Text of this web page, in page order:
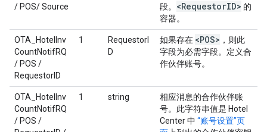
/ POS/ Source
段。 <RequestorID> 的
容器。
OTA_HotelInv
CountNotifRQ
/ POS /
RequestorID
1
RequestorI
D
如果存在 <POS> ，则此
字段为必需字段。定义合
作伙伴账号。
OTA_HotelInv
CountNotifRQ
/ POS /
1 string
相应消息的合作伙伴账
号。此字符串值是 Hotel
Center 中 “账号设置”页